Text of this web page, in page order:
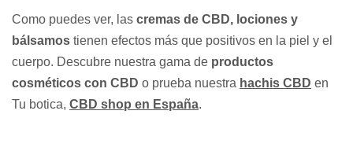
Como puedes ver, las cremas de CBD, lociones y
bálsamos tienen efectos más que positivos en la piel y el
cuerpo. Descubre nuestra gama de productos
cosméticos con CBD o prueba nuestra hachis CBD en
Tu botica, CBD shop en España.